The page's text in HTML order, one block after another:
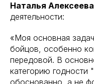
Наталья Алексеева
деятельности:
«Моя основная
бойцов, особенно
передовой. В
категорию годности
обоснованно, а не